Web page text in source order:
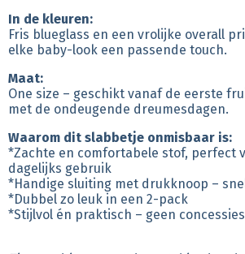
In de kleuren:
Fris blueglass en een vrolijke overall
elke baby-look een passende touch.
Maat:
One size – geschikt vanaf de eerste
met de ondeugende dreumesdagen.
Waarom dit slabbetje onmisbaar is:
*Zachte en comfortabele stof, perfect
dagelijks gebruik
*Handige sluiting met drukknoop –
*Dubbel zo leuk in een 2-pack
*Stijlvol én praktisch – geen